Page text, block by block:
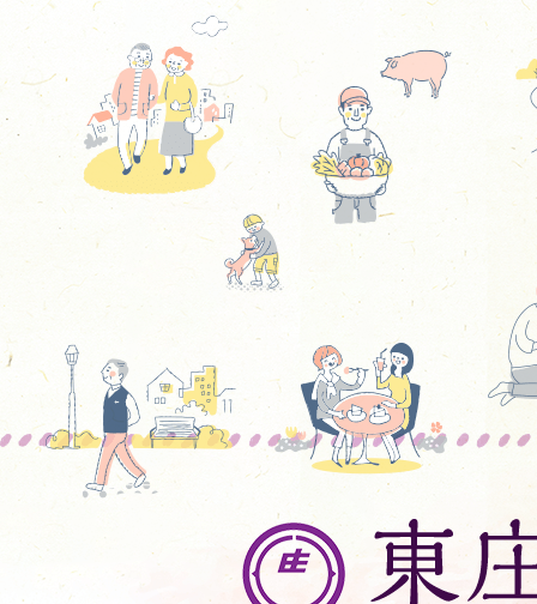
東
庄